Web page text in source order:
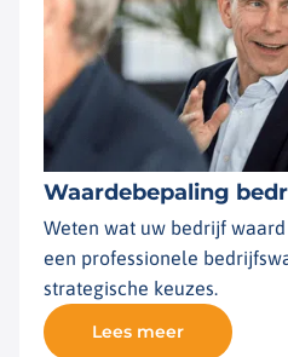
Waardebepaling
Weten wat uw bedrijf
een professionele
strategische keuzes.
Lees meer